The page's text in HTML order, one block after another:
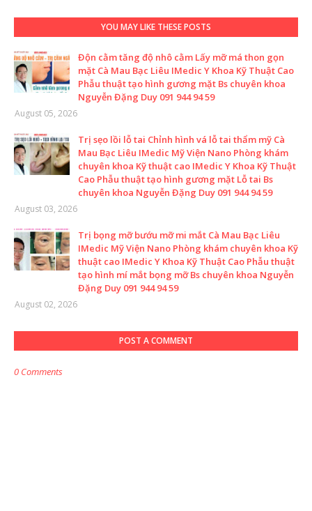
YOU MAY LIKE THESE POSTS
Độn cằm tăng độ nhô cằm Lấy mỡ má thon gọn
mặt Cà Mau Bạc Liêu IMedic Y Khoa Kỹ Thuật Cao
Phẫu thuật tạo hình gương mặt Bs chuyên khoa
Nguyễn Đặng Duy 091 944 94 59
August 05, 2026
Trị sẹo lồi lỗ tai Chỉnh hình vá lỗ tai thẩm mỹ Cà
Mau Bạc Liêu IMedic Mỹ Viện Nano Phòng khám
chuyên khoa Kỹ thuật cao IMedic Y Khoa Kỹ Thuật
Cao Phẫu thuật tạo hình gương mặt Lỗ tai Bs
chuyên khoa Nguyễn Đặng Duy 091 944 94 59
August 03, 2026
Trị bọng mỡ bướu mỡ mi mắt Cà Mau Bạc Liêu
IMedic Mỹ Viện Nano Phòng khám chuyên khoa Kỹ
thuật cao IMedic Y Khoa Kỹ Thuật Cao Phẫu thuật
tạo hình mí mắt bọng mỡ Bs chuyên khoa Nguyễn
Đặng Duy 091 944 94 59
August 02, 2026
POST A COMMENT
0 Comments